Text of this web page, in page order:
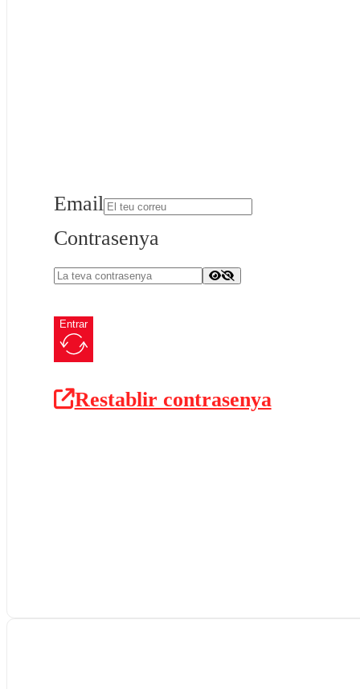
Email
Contrasenya
Entrar
Restablir contrasenya